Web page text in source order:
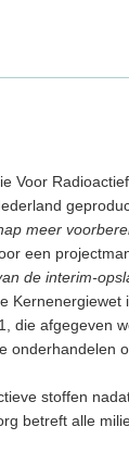
Voor
meer
een
de interim-
Kernenergiewet
die afgegeven
onderhandelen
stoffen
betreft alle